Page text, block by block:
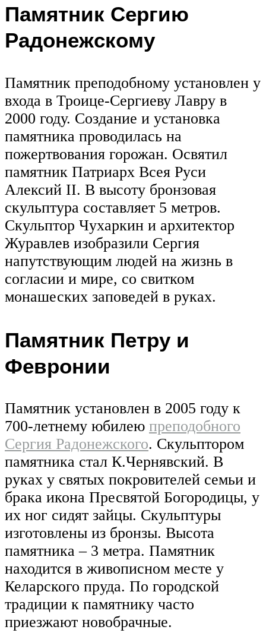
Памятник Сергию
Радонежскому
Памятник преподобному установлен у
входа в Троице-Сергиеву Лавру в
2000 году. Создание и установка
памятника проводилась на
пожертвования горожан. Освятил
памятник Патриарх Всея Руси
Алексий II. В высоту бронзовая
скульптура составляет 5 метров.
Скульптор Чухаркин и архитектор
Журавлев изобразили Сергия
напутствующим людей на жизнь в
согласии и мире, со свитком
монашеских заповедей в руках.
Памятник Петру и
Февронии
Памятник установлен в 2005 году к
700-летнему юбилею преподобного
Сергия Радонежского. Скульптором
памятника стал К.Чернявский. В
руках у святых покровителей семьи и
брака икона Пресвятой Богородицы, у
их ног сидят зайцы. Скульптуры
изготовлены из бронзы. Высота
памятника – 3 метра. Памятник
находится в живописном месте у
Келарского пруда. По городской
традиции к памятнику часто
приезжают новобрачные.